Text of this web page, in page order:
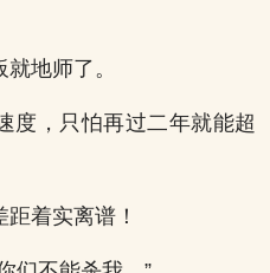
地师了。
度，只怕再过二年就能超
着实离谱！